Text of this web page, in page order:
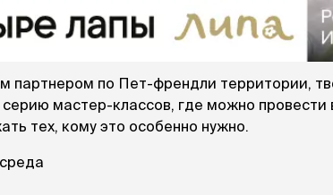
Древесный
Для выведения
шерсти
Для чистки зубов
партнером по Пет-френдли территории,
мастер-классов, где можно провести
тех, кому это особенно нужно.